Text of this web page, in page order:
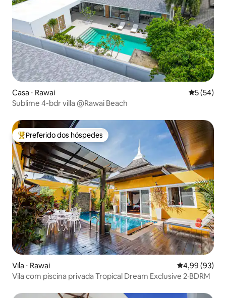
Casa ⋅ Rawai 5 de uma
5 (54)
Sublime 4-bdr villa @Rawai Beach
Entre os melhores preferidos dos hóspedes
Preferido dos hóspedes
Vila ⋅ Rawai 4,99 de uma
4,99 (93)
Vila com piscina privada Tropical Dream Exclusive 2·BDRM